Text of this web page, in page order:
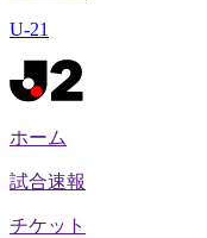
U-21
ホーム
試合速報
チケット